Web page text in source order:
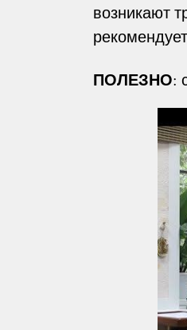
возникают
ПОЛЕЗНО: